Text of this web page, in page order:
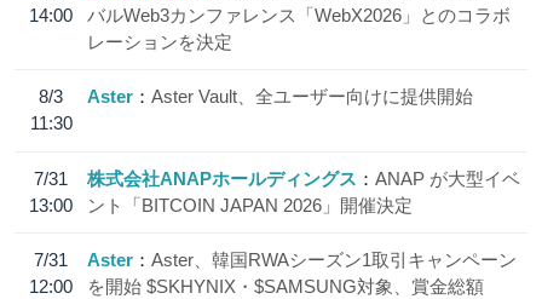
14:00
バルWeb3カンファレンス「WebX2026」とのコラボ
レーションを決定
8/3
11:30
Aster Aster Vault、全ユーザー向けに提供開始
7/31
13:00
株式会社ANAPホールディングス
ANAP が大型イベ
ント「BITCOIN JAPAN 2026」開催決定
7/31
12:00
Aster
Aster、韓国RWAシーズン1取引キャンペーン
を開始 $SKHYNIX・$SAMSUNG対象、賞金総額